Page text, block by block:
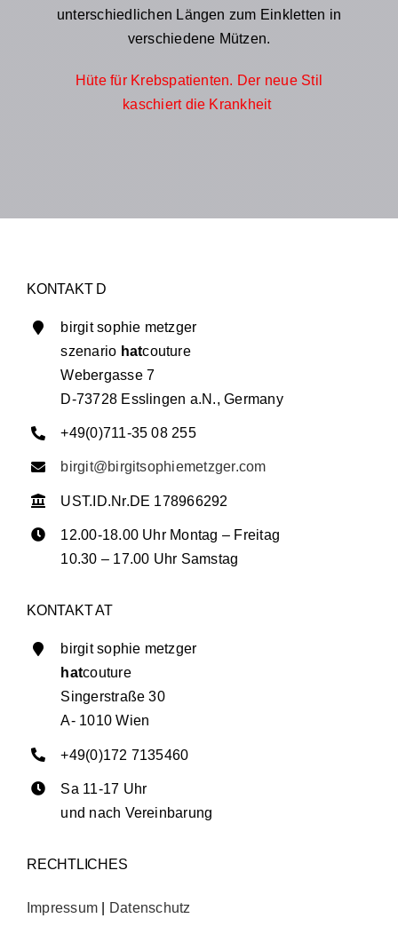
unterschiedlichen Längen zum Einkletten in
verschiedene Mützen.
Hüte für Krebspatienten. Der neue Stil
kaschiert die Krankheit
KONTAKT D
birgit sophie metzger
szenario hatcouture
Webergasse 7
D-73728 Esslingen a.N., Germany
+49(0)711-35 08 255
birgit@birgitsophiemetzger.com
UST.ID.Nr.DE 178966292
12.00-18.00 Uhr Montag – Freitag
10.30 – 17.00 Uhr Samstag
KONTAKT AT
birgit sophie metzger
hatcouture
Singerstraße 30
A- 1010 Wien
+49(0)172 7135460
Sa 11-17 Uhr
und nach Vereinbarung
RECHTLICHES
Impressum Datenschutz